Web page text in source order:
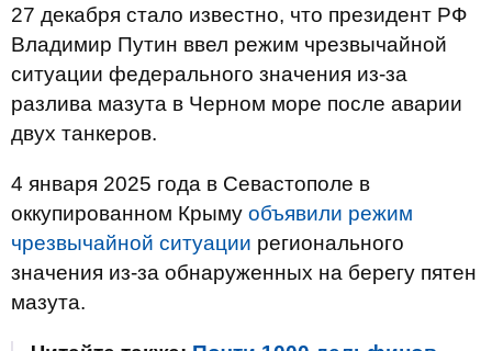
27 декабря стало известно, что президент РФ
Владимир Путин ввел режим чрезвычайной
ситуации федерального значения из-за
разлива мазута в Черном море после аварии
двух танкеров.
4 января 2025 года в Севастополе в
оккупированном Крыму объявили режим
чрезвычайной ситуации регионального
значения из-за обнаруженных на берегу пятен
мазута.